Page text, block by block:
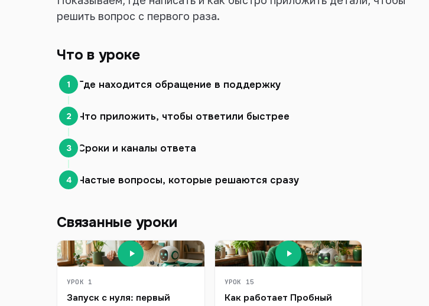
решить вопрос с первого раза.
Что в уроке
1 Где находится обращение в поддержку
2 Что приложить, чтобы ответили быстрее
3 Сроки и каналы ответа
4 Частые вопросы, которые решаются сразу
Связанные уроки
УРОК 1
Запуск с нуля: первый
УРОК 15
Как работает Пробный